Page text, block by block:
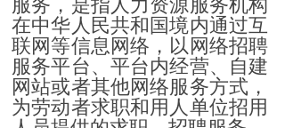
服务，是指人力资源服务机构
在中华人民共和国境内通过互
联网等信息网络，以网络招聘
服务平台、平台内经营、自建
网站或者其他网络服务方式，
为劳动者求职和用人单位招用